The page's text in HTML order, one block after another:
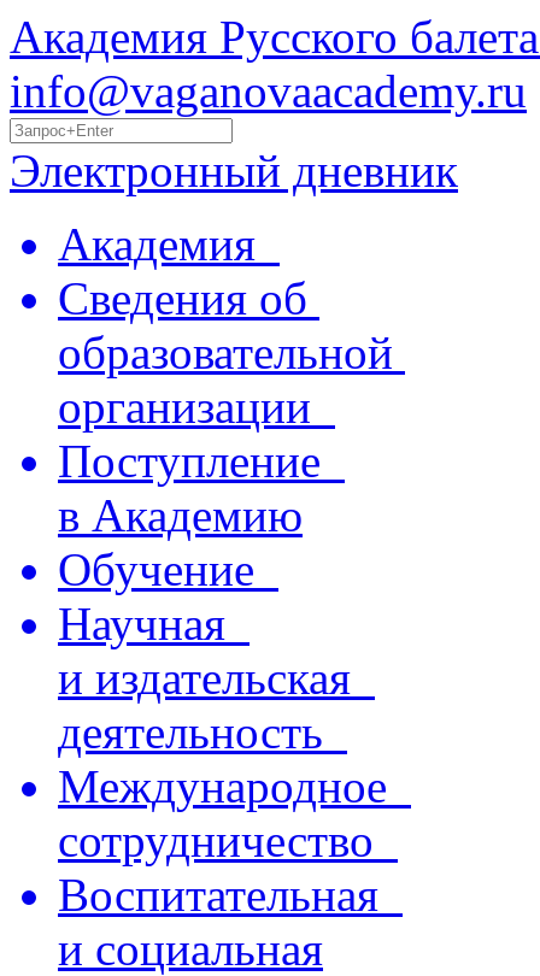
Академия Русского
info@vaganovaacademy.ru
Электронный дневник
Академия
Сведения об
образовательной
организации
Поступление
в Академию
Обучение
Научная
и издательская
деятельность
Международное
сотрудничество
Воспитательная
и социальная